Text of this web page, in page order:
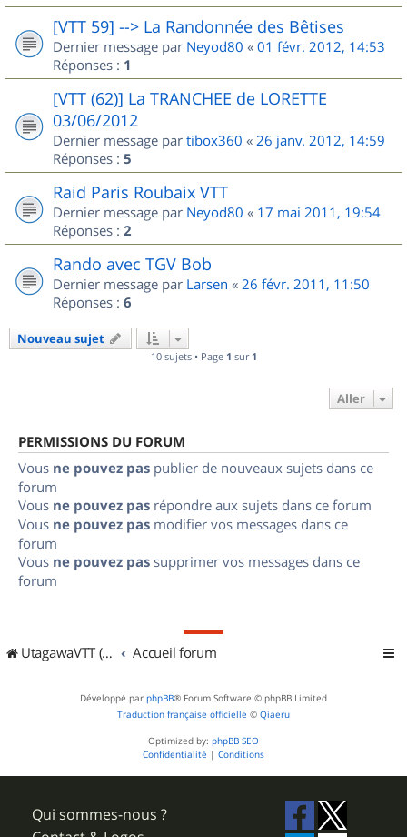
[VTT 59] --> La Randonnée des Bêtises
Dernier message par Neyod80 « 01 févr. 2012, 14:53
Réponses : 1
[VTT (62)] La TRANCHEE de LORETTE
03/06/2012
Dernier message par tibox360 « 26 janv. 2012, 14:59
Réponses : 5
Raid Paris Roubaix VTT
Dernier message par Neyod80 « 17 mai 2011, 19:54
Réponses : 2
Rando avec TGV Bob
Dernier message par Larsen « 26 févr. 2011, 11:50
Réponses : 6
Nouveau sujet
10 sujets • Page 1 sur 1
Aller
PERMISSIONS DU FORUM
Vous ne pouvez pas publier de nouveaux sujets dans ce
forum
Vous ne pouvez pas répondre aux sujets dans ce forum
Vous ne pouvez pas modifier vos messages dans ce
forum
Vous ne pouvez pas supprimer vos messages dans ce
forum
UtagawaVTT (Randos VTT et VTTAE avec traces GPS) Accueil forum
Développé par phpBB® Forum Software © phpBB Limited
Traduction française officielle © Qiaeru
Optimized by: phpBB SEO
Confidentialité | Conditions
Qui sommes-nous ?